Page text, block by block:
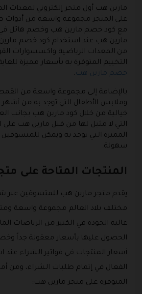
مارين هب أول متجر إلكتروني لمعدات
على المتجر مجموعة واسعة من أدوات
مع كود خصم مارين هب وخصم هائل
من المعدات الرياضية واكسسوارات
التخييم المتوفرة به بأسعار مميزة
خصم مارين هب.
بالإضافة إلى مجموعة واسعة من
وملابس الأطفال التي توجد به من أشهر
خيالية من خلال كود مارين هب بجانب
التي لا مثيل لها من قبل مارين هب على
المميزة التي توجد به ويمكن
سهولة.
المنتجات المتاحة على
يقدم متجر مارين هب للمتسوقين عبر
مختلف بلاد العالم مجموعة واسعة
عالية الجودة في الكثير من الرياضات
الحصول عليها بأسعار معقولة جداً
أسعار المنتجات في فواتير الشراء عند
الفعال في إتمام طلبات الشراء، ومن
المتوفرة على متجر مارين هب: